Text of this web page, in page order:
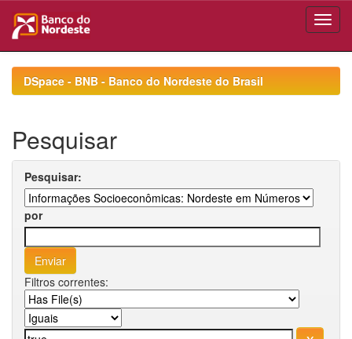
navigationDSpace - BNB - Banco do Nordeste do Brasil
Pesquisar
Pesquisar:
por
Filtros correntes: